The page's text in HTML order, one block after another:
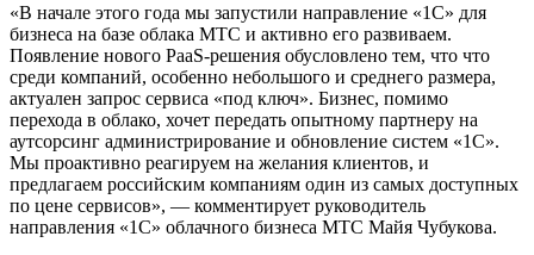
«В начале этого года мы запустили направление «1С» для
бизнеса на базе облака МТС и активно его развиваем.
Появление нового PaaS-решения обусловлено тем, что что
среди компаний, особенно небольшого и среднего размера,
актуален запрос сервиса «под ключ». Бизнес, помимо
перехода в облако, хочет передать опытному партнеру на
аутсорсинг администрирование и обновление систем «1С».
Мы проактивно реагируем на желания клиентов, и
предлагаем российским компаниям один из самых доступных
по цене сервисов», — комментирует руководитель
направления «1С» облачного бизнеса МТС Майя Чубукова.